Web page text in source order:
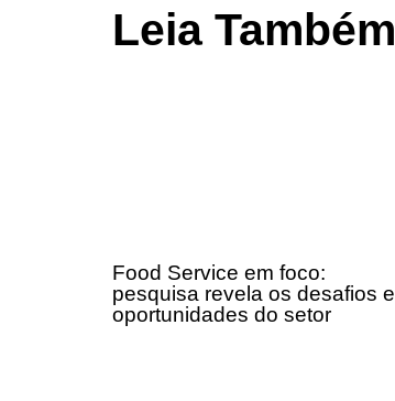
Leia Também
Food Service em foco:
pesquisa revela os desafios e
oportunidades do setor